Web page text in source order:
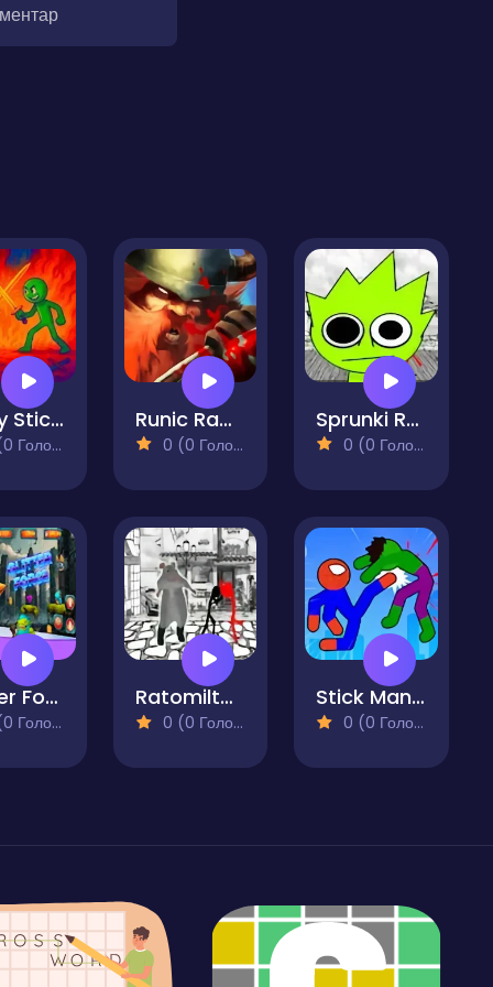
Obby Stickman - On Swords Runic Rampage
0 (0 Голосів)
Sprunki Rage Stickman Incredibox
0 (0 Голосів)
Glitter Force Ratomilton Stickman Bare Knuckle
0 (0 Голосів)
Stick Man Battle Fighting
0 (0 Голосів)